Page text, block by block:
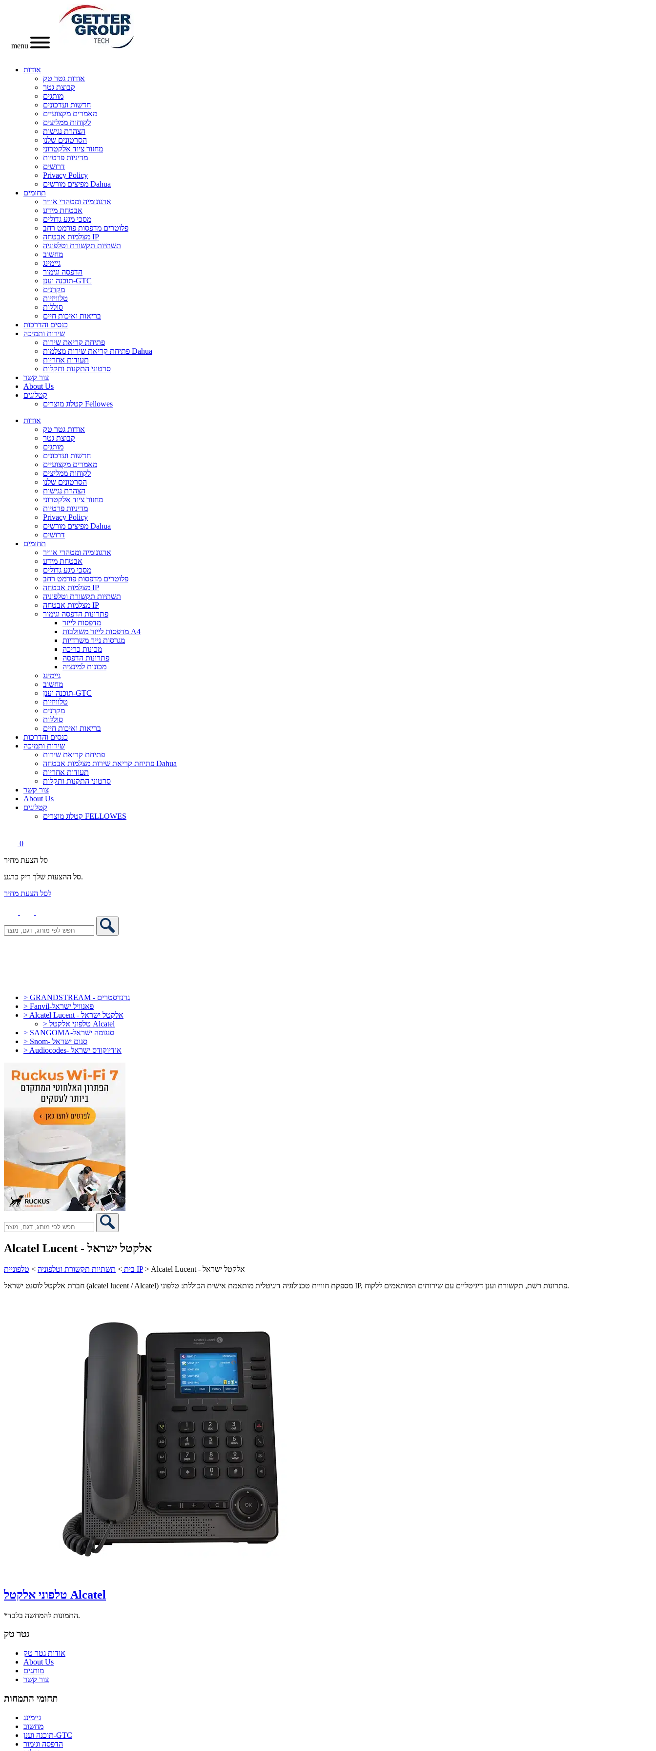
menu
אודות
אודות גטר טק
קבוצת גטר
מותגים
חדשות ועדכונים
מאמרים מקצועיים
לקוחות ממליצים
הצהרת נגישות
הסרטונים שלנו
מחזור ציוד אלקטרוני
מדיניות פרטיות
דרושים
Privacy Policy
מפיצים מורשים Dahua
תחומים
ארגונומיה ומטהרי אוויר
אבטחת מידע
מסכי מגע גדולים
פלוטרים מדפסות פורמט רחב
מצלמות אבטחה IP
תשתיות תקשורת וטלפוניה
מחשוב
גיימינג
הדפסה וגימור
תוכנה וענן-GTC
מקרנים
טלוויזיות
סוללות
בריאות ואיכות חיים
כנסים והדרכות
שירות ותמיכה
פתיחת קריאת שירות
פתיחת קריאת שירות מצלמות Dahua
תעודות אחריות
סרטוני התקנות ותקלות
צור קשר
About Us
קטלוגים
קטלוג מוצרים Fellowes
אודות
אודות גטר טק
קבוצת גטר
מותגים
חדשות ועדכונים
מאמרים מקצועיים
לקוחות ממליצים
הסרטונים שלנו
הצהרת נגישות
מחזור ציוד אלקטרוני
מדיניות פרטיות
Privacy Policy
מפיצים מורשים Dahua
דרושים
תחומים
ארגונומיה ומטהרי אוויר
אבטחת מידע
מסכי מגע גדולים
פלוטרים מדפסות פורמט רחב
מצלמות אבטחה IP
תשתיות תקשורת וטלפוניה
מצלמות אבטחה IP
פתרונות הדפסה וגימור
מדפסות לייזר
מדפסות לייזר משולבות A4
מגרסות נייר משרדיות
מכונות כריכה
פתרונות הדפסה
מכונות למינציה
גיימינג
מחשוב
תוכנה וענן-GTC
טלוויזיות
מקרנים
סוללות
בריאות ואיכות חיים
כנסים והדרכות
שירות ותמיכה
פתיחת קריאת שירות
פתיחת קריאת שירות מצלמות אבטחה Dahua
תעודות אחריות
סרטוני התקנות ותקלות
צור קשר
About Us
קטלוגים
קטלוג מוצרים FELLOWES
0
סל הצעת מחיר
סל ההצעות שלך ריק כרגע.
לסל הצעת מחיר
> GRANDSTREAM - גרנדסטרים
> Fanvil-פאנוויל ישראל
> Alcatel Lucent - אלקטל ישראל
> טלפוני אלקטל Alcatel
> SANGOMA-סנגומה ישראל
> Snom- סנום ישראל
> Audiocodes- אודיוקודס ישראל
Alcatel Lucent - אלקטל ישראל
בית > תשתיות תקשורת וטלפוניה > טלפוניית IP>
Alcatel Lucent - אלקטל ישראל
חברת אלקטל לוסנט ישראל (alcatel lucent / Alcatel) מספקת חוויית טכנולוגיה דיגיטלית מותאמת אישית הכוללת: טלפוני IP, פתרונות רשת, תקשורת וענן דיגיטליים עם שירותים המותאמים ללקוח.
טלפוני אלקטל Alcatel
*התמונות להמחשה בלבד.
גטר טק
אודות גטר טק
About Us
מותגים
צור קשר
תחומי התמחות
גיימינג
מחשוב
תוכנה וענן-GTC
הדפסה וגימור